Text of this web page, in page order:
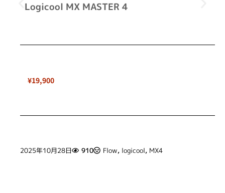
Logicool MX MASTER 4
¥19,900
2025年10月28日 910 Flow, logicool, MX4